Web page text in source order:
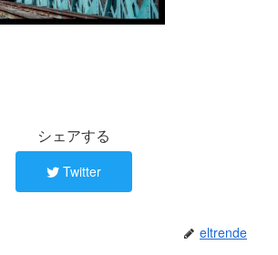
シェアする
Twitter
eltrende